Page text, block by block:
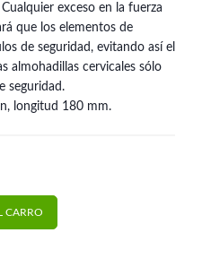
exceso en la fuerza
que los elementos de
de seguridad, evitando así el
almohadillas cervicales sólo
seguridad.
longitud 180 mm.
Seguridad | Dentaurum cantidad
CARRO